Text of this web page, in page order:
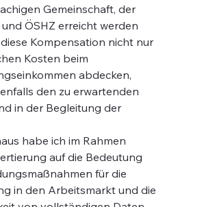
Gemeinschaft, der
ÖSHZ erreicht werden
Kompensation nicht nur
Kosten beim
abdecken,
den zu erwartenden
in der Begleitung der
habe ich im Rahmen
auf die Bedeutung
für die
in den Arbeitsmarkt und die